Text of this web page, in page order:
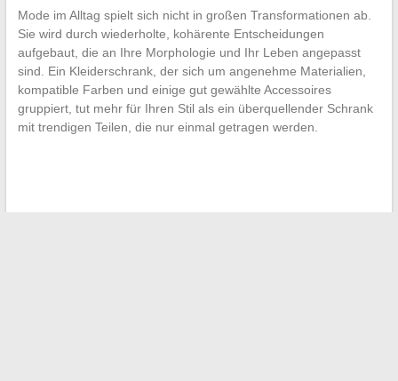
Mode im Alltag spielt sich nicht in großen Transformationen ab.
Sie wird durch wiederholte, kohärente Entscheidungen
aufgebaut, die an Ihre Morphologie und Ihr Leben angepasst
sind. Ein Kleiderschrank, der sich um angenehme Materialien,
kompatible Farben und einige gut gewählte Accessoires
gruppiert, tut mehr für Ihren Stil als ein überquellender Schrank
mit trendigen Teilen, die nur einmal getragen werden.